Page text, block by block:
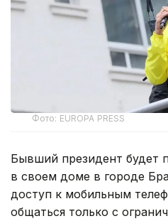
Фото: EUROPA PRESS
Бывший президент будет
в своем доме в городе
доступ к мобильным
общаться только с